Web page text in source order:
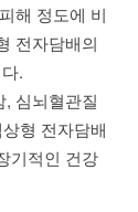
해 정도에 비
전자담배의
.
심뇌혈관질
형 전자담배
기적인 건강